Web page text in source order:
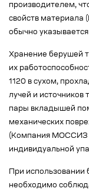
производителем,
свойств материала
обычно
Хранение берушей
их
1120 в сухом,
лучей и источников
пары вкладышей
механических
(Компания МОССИЗ
индивидуальной
При
необходимо